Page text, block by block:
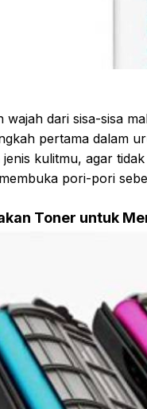
wajah dari sisa-sisa
pertama dalam
jenis kulitmu, agar
pori-pori
Toner untuk